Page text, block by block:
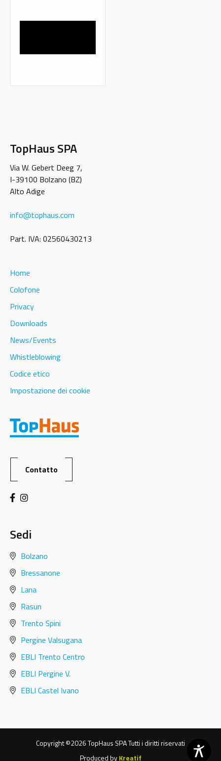
TopHaus SPA
Via W. Gebert Deeg 7,
I-39100 Bolzano (BZ)
Alto Adige
info@tophaus.com
Part. IVA: 02560430213
Home
Colofone
Privacy
Downloads
News/Events
Whistleblowing
Codice etico
Impostazione dei cookie
Contatto
Sedi
Bolzano
Bressanone
Lana
Rasun
Trento Spini
Pergine Valsugana
EBLI Trento Centro
EBLI Pergine V.
EBLI Castel Ivano
Copyright ©2026 TopHaus SPA Tutti i diritti riservati
Produced byKreatif